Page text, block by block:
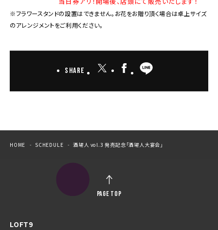
※フラワースタンドの設置はできません。お花をお贈り頂く場合は卓上サイズ
のアレンジメントをご利用ください。
Share
HOME SCHEDULE 酒場人 vol.3 発売記念「酒場人大宴会」
LOFT9
PAGE TOP